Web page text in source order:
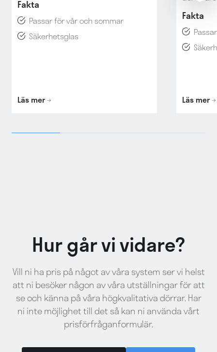
Fakta
Passar för vår och sommar
Säkerhetsglas
Läs mer
Fakta
Läs mer
Hur går vi vidare?
Vill ni ha pris på något av våra system ser vi helst
att ni besöker någon av våra utställningar för att
se och känna på våra högkvalitativa dörrar. Har
ni inte möjlighet till det så kan ni använda vårt
prisförfråganformulär.